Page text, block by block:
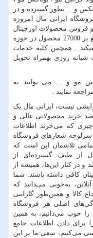
و ... بطور گسترده و در
. فروشگاه ایرانی مال امروزه
و فروش محصولات اورجینال
آرایشی و بهداشتی در کشور بوده که بالغ بر 27000 محصول در حوزه
. همچنین کلیه خدمات
روزی بهمراه تحویل
مو و ... می توانند به
نمایند .
نیست، ایرانی مال یک
خرید محصولاتی عالی و
چیزی که می‌خرند اطلاعات
سرلوحه شعارهای فروشگاه
تلاشمان این است که
از طیف گسترده‌ای از
و در کنار این‌ها، همیشه از
کافی داشته باشند. شما
به‌خوبی می‌دانید که
کالا و همین‌طور گارانتی
اصلی هر فروشگاه
خوب می‌دانیم، به همین
برای دادن اطلاعات جامع
می‌کنیم، سعی ما بر این